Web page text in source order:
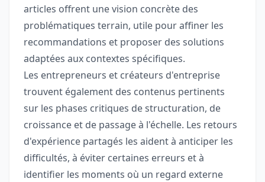
articles offrent une vision concrète des
problématiques terrain, utile pour affiner les
recommandations et proposer des solutions
adaptées aux contextes spécifiques.
Les entrepreneurs et créateurs d'entreprise
trouvent également des contenus pertinents
sur les phases critiques de structuration, de
croissance et de passage à l'échelle. Les retours
d'expérience partagés les aident à anticiper les
difficultés, à éviter certaines erreurs et à
identifier les moments où un regard externe